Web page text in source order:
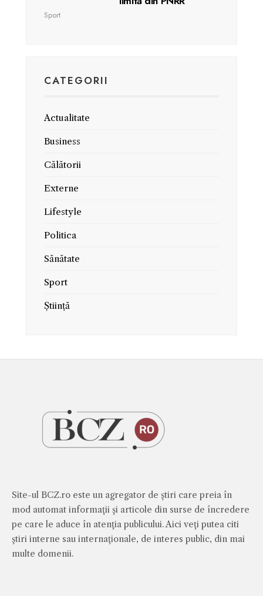
Sport
CATEGORII
Actualitate
Business
Călătorii
Externe
Lifestyle
Politica
Sănătate
Sport
Știință
Site-ul BCZ.ro este un agregator de ştiri care preia în
mod automat informaţii şi articole din surse de încredere
pe care le aduce în atenţia publicului. Aici veţi putea citi
ştiri interne sau internaţionale, de interes public, din mai
multe domenii.